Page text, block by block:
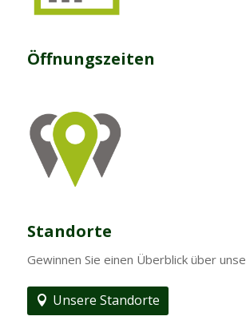
Öffnungszeiten
Standorte
Gewinnen Sie einen Überblick über
Unsere Standorte